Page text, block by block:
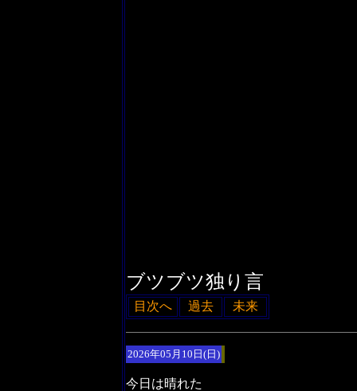
ブツブツ独り言
目次へ 過去 未来
2026年05月10日(日)
今日は晴れた